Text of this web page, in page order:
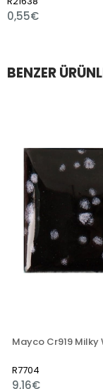
BENZER
R7704
9,16€